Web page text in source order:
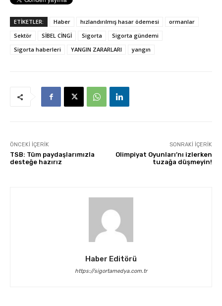
ETİKETLER: Haber hızlandırılmış hasar ödemesi
ormanlar
Sektör
SİBEL CİNGİ Sigorta
Sigorta gündemi
Sigorta haberleri
YANGIN ZARARLARI yangın
ÖNCEKI İÇERIK
TSB: Tüm paydaşlarımızla
desteğe hazırız
SONRAKI İÇERIK
Olimpiyat Oyunları’nı izlerken
tuzağa düşmeyin!
Haber Editörü
https://sigortamedya.com.tr